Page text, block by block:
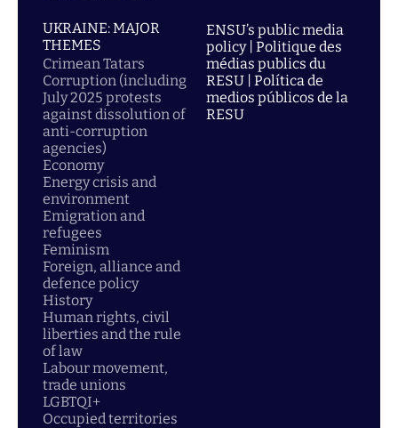
UKRAINE: MAJOR
THEMES
Crimean Tatars
Corruption (including
July 2025 protests
against dissolution of
anti-corruption
agencies)
Economy
Energy crisis and
environment
Emigration and
refugees
Feminism
Foreign, alliance and
defence policy
History
Human rights, civil
liberties and the rule
of law
Labour movement,
trade unions
LGBTQI+
Occupied territories
ENSU’s public media
policy | Politique des
médias publics du
RESU | Política de
medios públicos de la
RESU